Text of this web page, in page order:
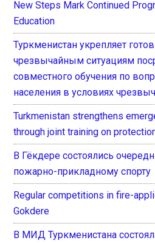
New Steps Mark Continued
Education
Туркменистан укрепляет
чрезвычайным ситуациям
совместного обучения по
населения в условиях
Turkmenistan strengthens
through joint training on
В Гёкдере состоялись
пожарно-прикладному спорту
Regular competitions in fire-
Gokdere
В МИД Туркменистана